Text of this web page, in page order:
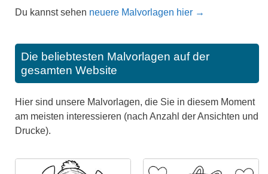
Du kannst sehen neuere Malvorlagen hier →
Die beliebtesten Malvorlagen auf der
gesamten Website
Hier sind unsere Malvorlagen, die Sie in diesem Moment
am meisten interessieren (nach Anzahl der Ansichten und
Drucke).